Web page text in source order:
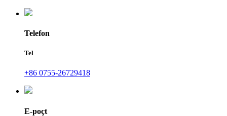
Telefon
Tel
+86 0755-26729418
E-poçt